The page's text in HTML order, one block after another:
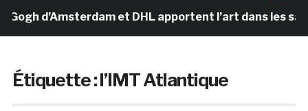
d’Amsterdam et DHL apportent l’art dans les salles
Étiquette :l’IMT Atlantique